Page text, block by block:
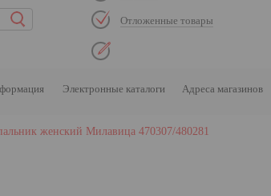
Отложенные товары
Электронные каталоги Адреса магазинов
женский Милавица 470307/480281